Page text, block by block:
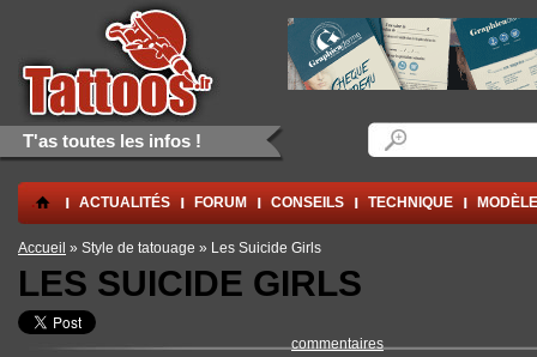
Aller au contenu principal
Skip to navigation
T'as toutes les infos !
. ACTUALITÉS FORUM CONSEILS TECHNIQUE
Vous êtes ici
Accueil » Style de tatouage » Les Suicide Girls
LES SUICIDE GIRLS
commentaires